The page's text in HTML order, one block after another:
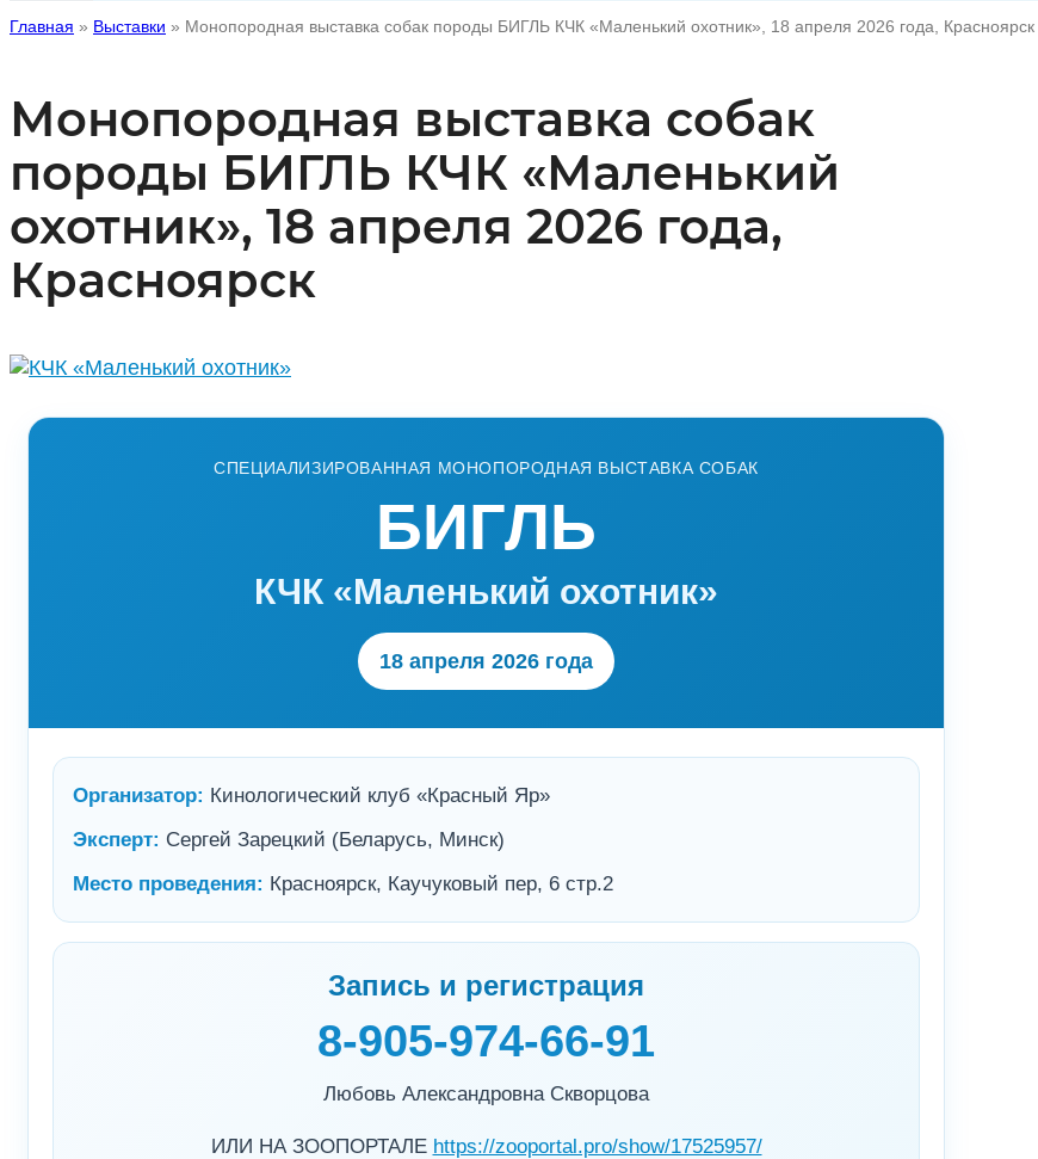
Главная » Выставки » Монопородная выставка собак породы БИГЛЬ КЧК «Маленький охотник», 18 апреля 2026 года, Красноярск
Монопородная выставка собак
породы БИГЛЬ КЧК «Маленький
охотник», 18 апреля 2026 года,
Красноярск
СПЕЦИАЛИЗИРОВАННАЯ МОНОПОРОДНАЯ ВЫСТАВКА СОБАК
БИГЛЬ
КЧК «Маленький охотник»
18 апреля 2026 года
Организатор: Кинологический клуб «Красный Яр»
Эксперт: Сергей Зарецкий (Беларусь, Минск)
Место проведения: Красноярск, Каучуковый пер, 6 стр.2
Запись и регистрация
8-905-974-66-91
Любовь Александровна Скворцова
ИЛИ НА ЗООПОРТАЛЕ https://zooportal.pro/show/17525957/